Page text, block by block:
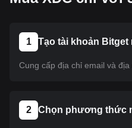
1 Tạo tài khoản Bitget
Cung cấp địa chỉ email và địa
2 Chọn phương thức